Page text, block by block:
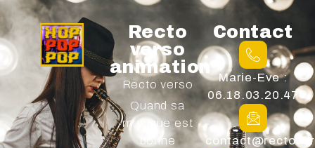
Recto
verso
animation
Recto verso
Quand sa
musique est
bonne
Contact
Marie-Eve :
06.18.03.20.47